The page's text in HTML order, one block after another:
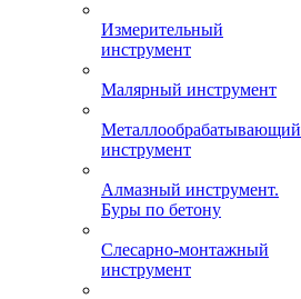
Измерительный
инструмент
Малярный инструмент
Металлообрабатывающий
инструмент
Алмазный инструмент.
Буры по бетону
Слесарно-монтажный
инструмент